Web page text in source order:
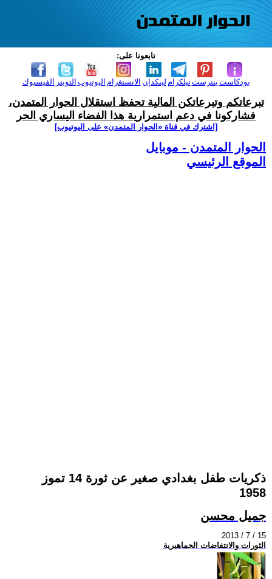
تابعونا على:
الفيسبوك التويتر اليوتيوب الانستغرام لينكدإن تيلكرامبنترست بودكاست
تبرعاتكم وتبرعاتكن المالية تحفظ استقلال الحوار المتمدن،
فشاركونا في دعم استمرارية هذا الفضاء اليساري الحر
[اشترك في قناة ‫«الحوار المتمدن» على اليوتيوب]
الحوار المتمدن - موبايل
الموقع الرئيسي
ذكريات طفل بغدادي صغير عن ثورة 14 تموز
1958
جميل محسن
2013 / 7 / 15
الثورات والانتفاضات الجماهيرية